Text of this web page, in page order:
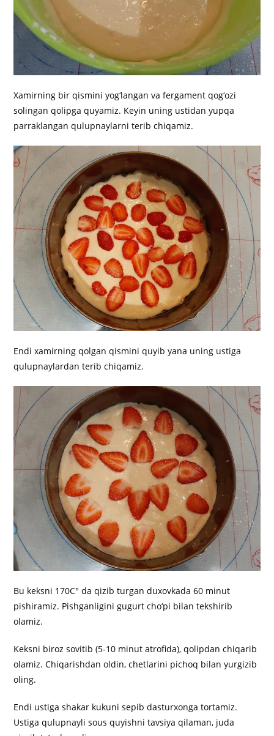
Xamirning bir qismini yog‘langan va fergament qog‘ozi
solingan qolipga quyamiz. Keyin uning ustidan yupqa
parraklangan qulupnaylarni terib chiqamiz.
Endi xamirning qolgan qismini quyib yana uning ustiga
qulupnaylardan terib chiqamiz.
Bu keksni 170C° da qizib turgan duxovkada 60 minut
pishiramiz. Pishganligini gugurt cho‘pi bilan tekshirib
olamiz.
Keksni biroz sovitib (5-10 minut atrofida), qolipdan chiqarib
olamiz. Chiqarishdan oldin, chetlarini pichoq bilan yurgizib
oling.
Endi ustiga shakar kukuni sepib dasturxonga tortamiz.
Ustiga qulupnayli sous quyishni tavsiya qilaman, juda